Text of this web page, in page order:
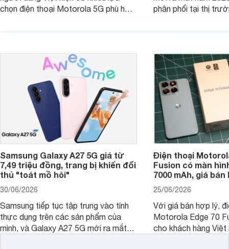
chọn điện thoại Motorola 5G phù hợp
phân phối tại thị
trình giảm giá hấp
thêm một lựa chọn
người dùng Việt.
Samsung Galaxy A27 5G giá từ
7,49 triệu đồng, trang bị khiến đối
thủ "toát mồ hôi"
30/06/2026
Samsung tiếp tục tập trung vào tính
thực dụng trên các sản phẩm của
mình, và Galaxy A27 5G mới ra mắt
Điện thoại
Fusion có màn
7000 mAh, giá
25/06/2026
Với giá bán hợp lý,
Motorola Edge 70
cho khách hàng Việt